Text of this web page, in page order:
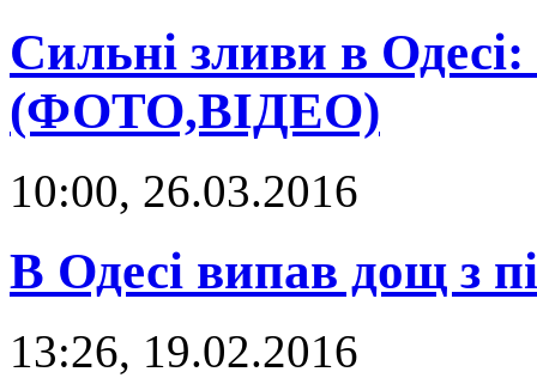
Сильні зливи в
(ФОТО,ВІДЕО)
10:00, 26.03.2016
В Одесі випав дощ з
13:26, 19.02.2016